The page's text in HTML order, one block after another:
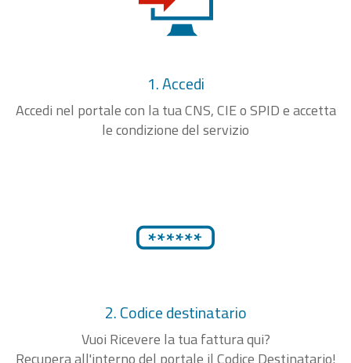
1. Accedi
Accedi nel portale con la tua CNS, CIE o SPID e accetta
le condizione del servizio
2. Codice destinatario
Vuoi Ricevere la tua fattura qui?
Recupera all'interno del portale il Codice Destinatario!